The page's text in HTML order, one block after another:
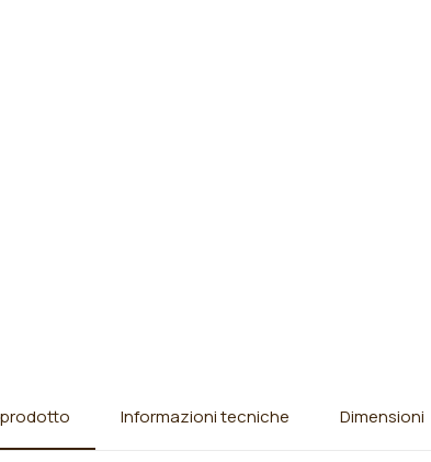
Informazioni tecniche Dimensioni